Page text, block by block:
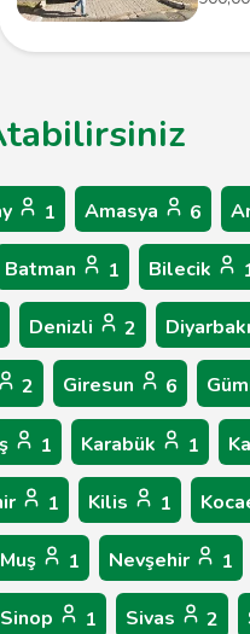
1 Amasya 6
Batman 1 Bilecik
Denizli 2
2 Giresun 6
1 Karabük 1
1 Kilis 1
Muş 1 Nevşehir 1
Sinop 1 Sivas 2